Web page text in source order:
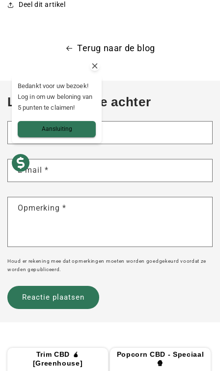
Deel dit artikel
Terug naar de blog
Laat een reactie achter
Naam*
E-mail *
Opmerking *
Houd er rekening mee dat opmerkingen moeten worden goedgekeurd voordat ze
worden gepubliceerd.
Trim CBD 🧉
[Greenhouse]
Popcorn CBD - Speciaal
🍿
Bedankt voor uw bezoek!
Log in om uw beloning van
5 punten te claimen!
Aansluiting